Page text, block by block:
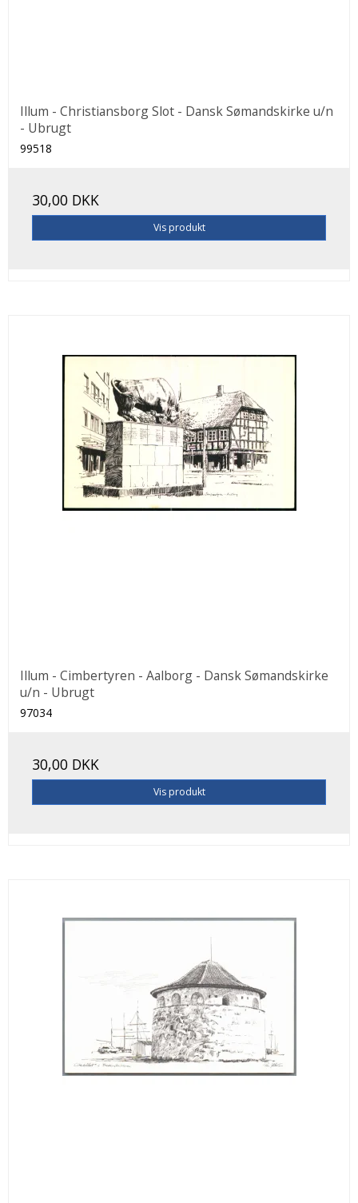
Illum - Christiansborg Slot - Dansk Sømandskirke u/n
- Ubrugt
99518
30,00 DKK
Vis produkt
Illum - Cimbertyren - Aalborg - Dansk Sømandskirke
u/n - Ubrugt
97034
30,00 DKK
Vis produkt